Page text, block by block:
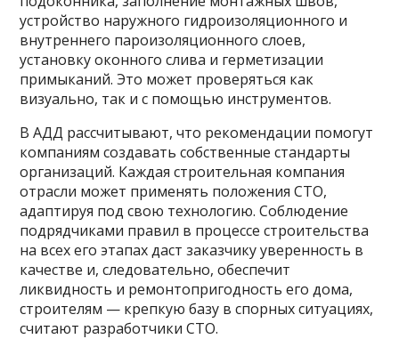
устройство наружного гидроизоляционного и
внутреннего пароизоляционного слоев,
установку оконного слива и герметизации
примыканий. Это может проверяться как
визуально, так и с помощью инструментов.
В АДД рассчитывают, что рекомендации помогут
компаниям создавать собственные стандарты
организаций. Каждая строительная компания
отрасли может применять положения СТО,
адаптируя под свою технологию. Соблюдение
подрядчиками правил в процессе строительства
на всех его этапах даст заказчику уверенность в
качестве и, следовательно, обеспечит
ликвидность и ремонтопригодность его дома,
строителям — крепкую базу в спорных ситуациях,
считают разработчики СТО.